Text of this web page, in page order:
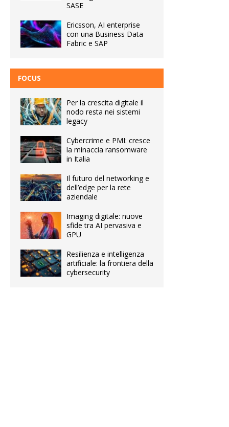
SASE
Ericsson, AI enterprise
con una Business Data
Fabric e SAP
FOCUS
Per la crescita digitale il
nodo resta nei sistemi
legacy
Cybercrime e PMI: cresce
la minaccia ransomware
in Italia
Il futuro del networking e
dell’edge per la rete
aziendale
Imaging digitale: nuove
sfide tra AI pervasiva e
GPU
Resilienza e intelligenza
artificiale: la frontiera della
cybersecurity